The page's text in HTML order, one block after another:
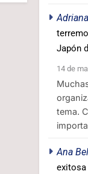
Japón
14 de
tema.
Ana
exitosa